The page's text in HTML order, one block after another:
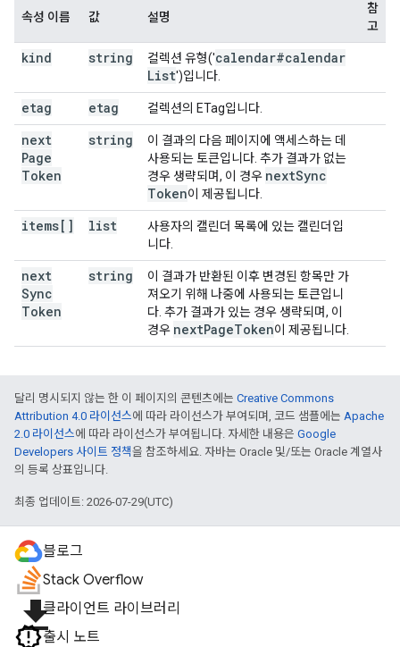
속성 이름 값 설명
참
고
kind string 컬렉션 유형('calendar#calendar
List')입니다.
etag etag 컬렉션의 ETag입니다.
next
Page
Token
string
이 결과의 다음 페이지에 액세스하는 데
사용되는 토큰입니다. 추가 결과가 없는
경우 생략되며, 이 경우 nextSync
Token이 제공됩니다.
items[] list
사용자의 캘린더 목록에 있는 캘린더입
니다.
next
Sync
Token
string
이 결과가 반환된 이후 변경된 항목만 가
져오기 위해 나중에 사용되는 토큰입니
다. 추가 결과가 있는 경우 생략되며, 이
경우 nextPageToken이 제공됩니다.
달리 명시되지 않는 한 이 페이지의 콘텐츠에는 Creative Commons
Attribution 4.0 라이선스에 따라 라이선스가 부여되며, 코드 샘플에는 Apache
2.0 라이선스에 따라 라이선스가 부여됩니다. 자세한 내용은 Google
Developers 사이트 정책을 참조하세요. 자바는 Oracle 및/또는 Oracle 계열사
의 등록 상표입니다.
최종 업데이트: 2026-07-29(UTC)
블로그
Stack Overflow
file_download클라이언트 라이브러리
출시 노트